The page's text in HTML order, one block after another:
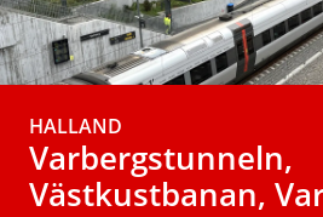
HALLAND
Varbergstunneln,
Västkustbanan,